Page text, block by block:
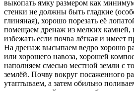
выкопать ямку размером как
стенки не должны быть гладкие
глиняная), хорошо порезать её
помещаем дренаж из мелких камней,
избежать если почва лёгкая и имеет
На дренаж высыпаем ведро хорошо
или хорошего навоза, хорошей
наполняем смесью местной земли с
землёй. Почву вокруг посаженного
утаптываем, а затем обильно